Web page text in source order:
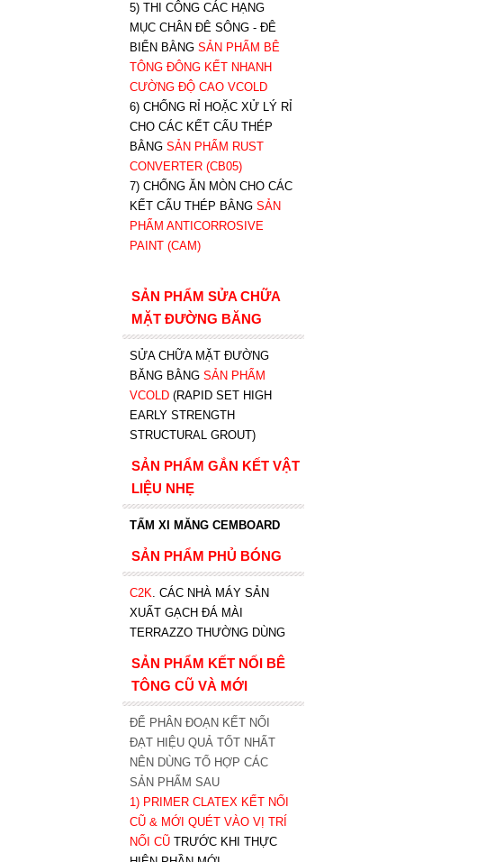
5) THI CÔNG CÁC HẠNG
MỤC CHÂN ĐÊ SÔNG - ĐÊ
BIỂN BẰNG SẢN PHẨM BÊ
TÔNG ĐÔNG KẾT NHANH
CƯỜNG ĐỘ CAO VCOLD
6) CHỐNG RỈ HOẶC XỬ LÝ RỈ
CHO CÁC KẾT CẤU THÉP
BẰNG SẢN PHẨM RUST
CONVERTER (CB05)
7) CHỐNG ĂN MÒN CHO CÁC
KẾT CẤU THÉP BẰNG SẢN
PHẨM ANTICORROSIVE
PAINT (CAM)
SẢN PHẨM SỬA CHỮA
MẶT ĐƯỜNG BĂNG
SỬA CHỮA MẶT ĐƯỜNG
BĂNG BẰNG SẢN PHẨM
VCOLD (RAPID SET HIGH
EARLY STRENGTH
STRUCTURAL GROUT)
SẢN PHẨM GẮN KẾT VẬT
LIỆU NHẸ
TẤM XI MĂNG CEMBOARD
SẢN PHẨM PHỦ BÓNG
C2K. CÁC NHÀ MÁY SẢN
XUẤT GẠCH ĐÁ MÀI
TERRAZZO THƯỜNG DÙNG
SẢN PHẨM KẾT NỐI BÊ
TÔNG CŨ VÀ MỚI
ĐỂ PHÂN ĐOẠN KẾT NỐI
ĐẠT HIỆU QUẢ TỐT NHẤT
NÊN DÙNG TỔ HỢP CÁC
SẢN PHẨM SAU
1) PRIMER CLATEX KẾT NỐI
CŨ & MỚI QUÉT VÀO VỊ TRÍ
NỐI CŨ TRƯỚC KHI THỰC